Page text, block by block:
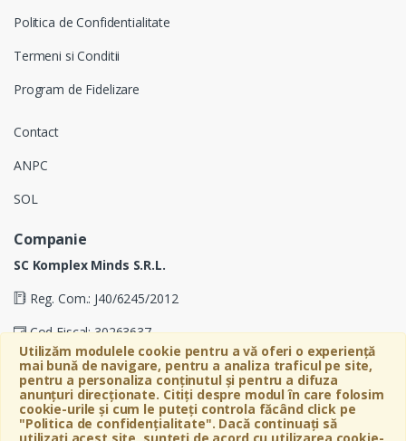
Utilizăm modulele cookie pentru a vă oferi o experiență
mai bună de navigare, pentru a analiza traficul pe site,
pentru a personaliza conținutul și pentru a difuza
anunțuri direcționate. Citiți despre modul în care folosim
cookie-urile și cum le puteți controla făcând click pe
"Politica de confidențialitate". Dacă continuați să
Politica de Confidentialitate
Termeni si Conditii
Program de Fidelizare
Contact
ANPC
SOL
Companie
SC Komplex Minds S.R.L.
Reg. Com.: J40/6245/2012
Cod Fiscal: 30263637
Soseaua Virtutii 19D, Etaj 4, Biroul A, Sector 6, Bucuresti